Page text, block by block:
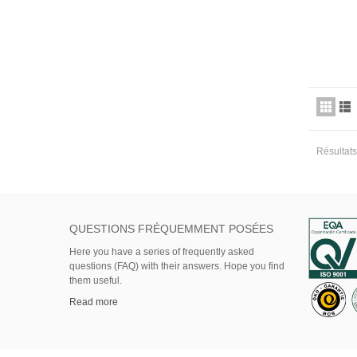
QUESTIONS FRÉQUEMMENT POSÉES
Here you have a series of frequently asked
questions (FAQ) with their answers. Hope you find
them useful.
Read more